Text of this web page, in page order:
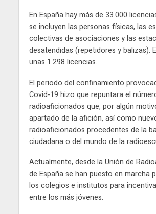
En España hay más de 33.000
se incluyen las personas físicas, las
colectivas de asociaciones y las
desatendidas (repetidores y balizas).
unas 1.298 licencias.
El periodo del confinamiento
Covid-19 hizo que repuntara el
radioaficionados que, por algún
apartado de la afición, así como
radioaficionados procedentes de la
ciudadana o del mundo de la
Actualmente, desde la Unión de
de España se han puesto en marcha
los colegios e institutos para
entre los más jóvenes.